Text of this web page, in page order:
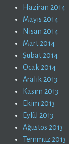
Haziran 2014
Mayıs 2014
Nisan 2014
Mart 2014
Şubat 2014
Ocak 2014
Aralık 2013
Kasım 2013
Ekim 2013
Eylül 2013
Ağustos 2013
Temmuz 2013